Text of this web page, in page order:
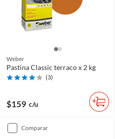
Weber
Pastina Classic terraco x 2 kg
(3)
$159 c/u
comparar